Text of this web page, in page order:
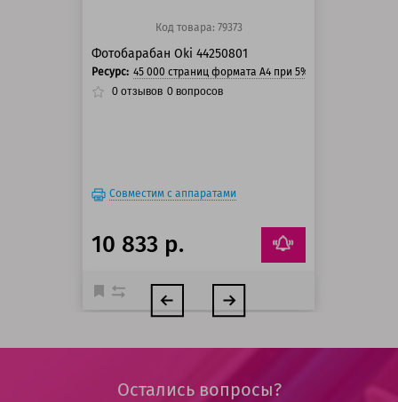
Код товара: 79373
Фотобарабан Oki 44250801
Ресурс: 45 000 страниц формата А4 при 5% заполнении
0 отзывов 0 вопросов
Совместим с аппаратами
10 833 р.
Остались вопросы?